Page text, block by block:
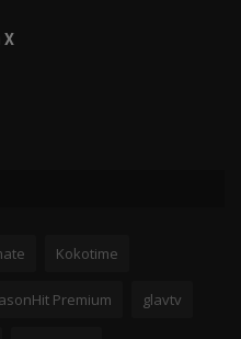
X
Kokotime
Premium glavtv